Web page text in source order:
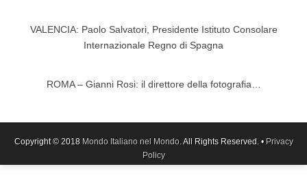
VALENCIA: Paolo Salvatori, Presidente Istituto Consolare
Internazionale Regno di Spagna
ROMA – Gianni Rosi: il direttore della fotografia…
Copyright © 2018 Mondo Italiano nel Mondo. All Rights Reserved. • Privacy
Policy